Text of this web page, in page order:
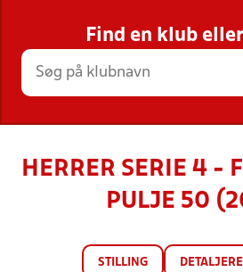
STILLINGER,
HOLD
Find en klub
HERRER SERIE 4 -
PULJE 50
STILLING